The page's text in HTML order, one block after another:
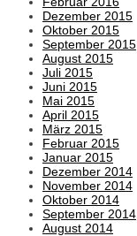
Dezember 2015
Oktober 2015
September 2015
August 2015
Juli 2015
Juni 2015
Mai 2015
April 2015
März 2015
Februar 2015
Januar 2015
Dezember 2014
November 2014
Oktober 2014
September 2014
August 2014